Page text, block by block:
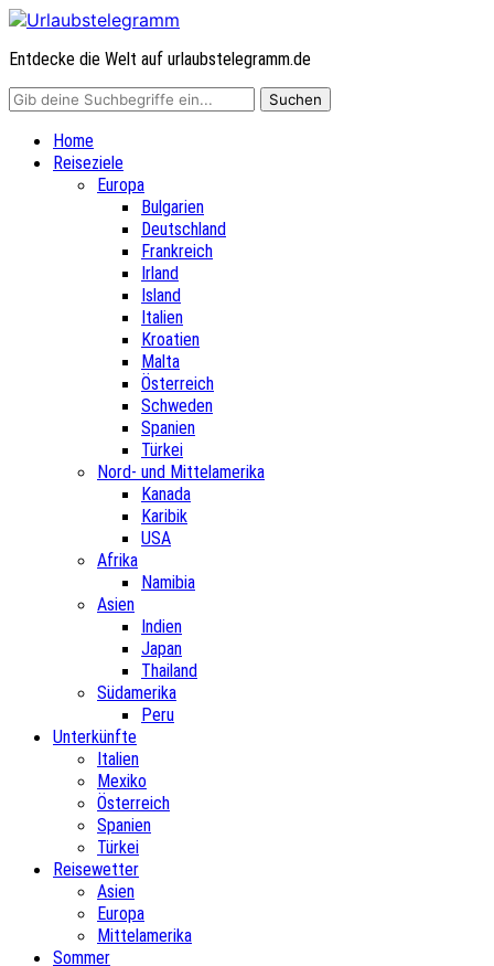
Entdecke die Welt auf urlaubstelegramm.de
Home
Reiseziele
Europa
Bulgarien
Deutschland
Frankreich
Irland
Island
Italien
Kroatien
Malta
Österreich
Schweden
Spanien
Türkei
Nord- und Mittelamerika
Kanada
Karibik
USA
Afrika
Namibia
Asien
Indien
Japan
Thailand
Südamerika
Peru
Unterkünfte
Italien
Mexiko
Österreich
Spanien
Türkei
Reisewetter
Asien
Europa
Mittelamerika
Sommer